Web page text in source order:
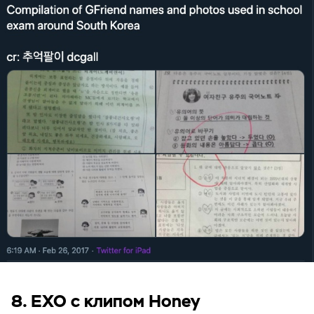
8. EXO с клипом Honey